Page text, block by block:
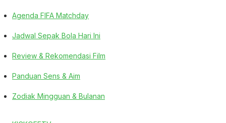
Agenda FIFA Matchday
Jadwal Sepak Bola Hari Ini
Review & Rekomendasi Film
Panduan Sens & Aim
Zodiak Mingguan & Bulanan